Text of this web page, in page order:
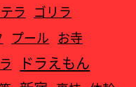
ラ ゴリラ
プール お寺
ドラえもん